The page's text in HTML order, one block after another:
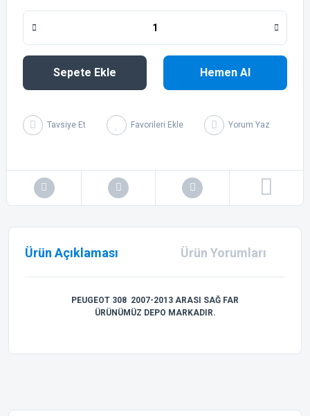
Sepete Ekle Hemen Al
Tavsiye Et Yorum Yaz
Ürün Açıklaması Ürün Yorumları
PEUGEOT 308 2007-2013 ARASI SAĞ FAR
ÜRÜNÜMÜZ DEPO MARKADIR.